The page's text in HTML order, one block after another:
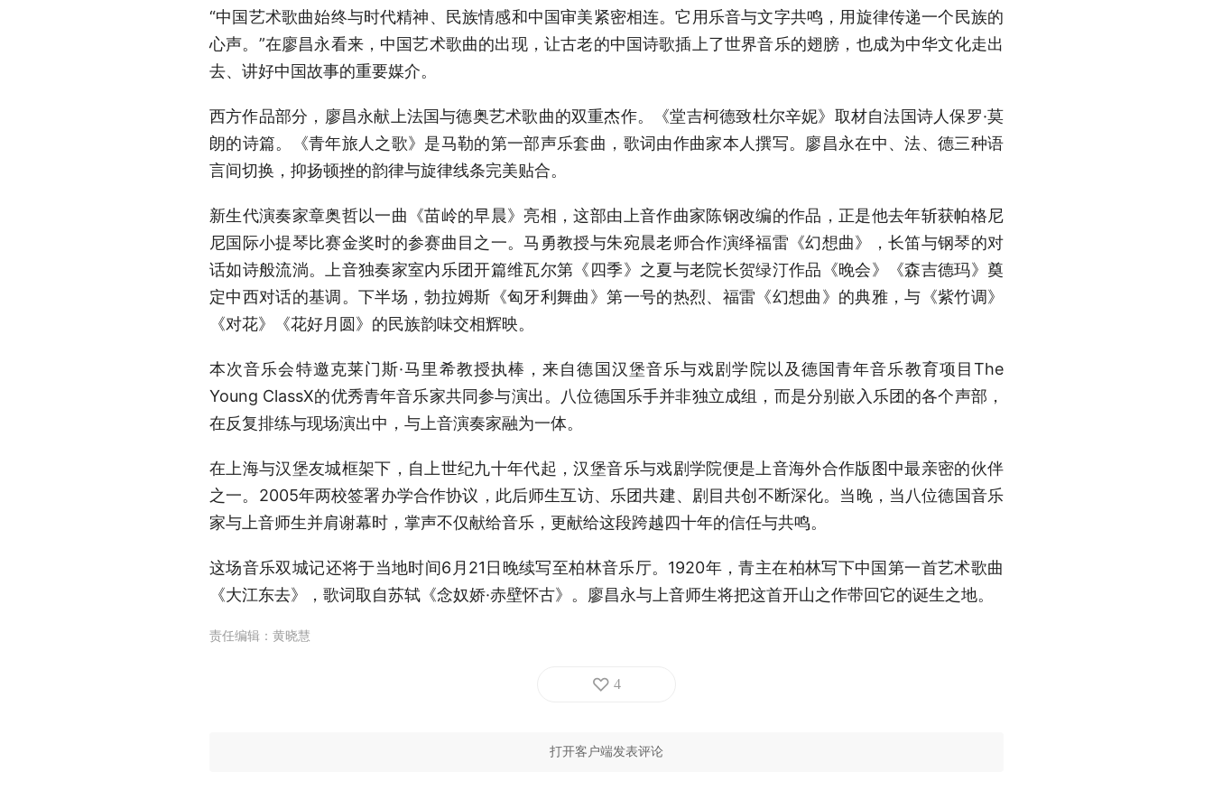
“中国艺术歌曲始终与时代精神、民族情感和中国审美紧密相连。它用乐音与文字共鸣，用旋律传递一个民族的
心声。”在廖昌永看来，中国艺术歌曲的出现，让古老的中国诗歌插上了世界音乐的翅膀，也成为中华文化走出
去、讲好中国故事的重要媒介。
西方作品部分，廖昌永献上法国与德奥艺术歌曲的双重杰作。《堂吉柯德致杜尔辛妮》取材自法国诗人保罗·莫
朗的诗篇。《青年旅人之歌》是马勒的第一部声乐套曲，歌词由作曲家本人撰写。廖昌永在中、法、德三种语
言间切换，抑扬顿挫的韵律与旋律线条完美贴合。
新生代演奏家章奥哲以一曲《苗岭的早晨》亮相，这部由上音作曲家陈钢改编的作品，正是他去年斩获帕格尼
尼国际小提琴比赛金奖时的参赛曲目之一。马勇教授与朱宛晨老师合作演绎福雷《幻想曲》，长笛与钢琴的对
话如诗般流淌。上音独奏家室内乐团开篇维瓦尔第《四季》之夏与老院长贺绿汀作品《晚会》《森吉德玛》奠
定中西对话的基调。下半场，勃拉姆斯《匈牙利舞曲》第一号的热烈、福雷《幻想曲》的典雅，与《紫竹调》
《对花》《花好月圆》的民族韵味交相辉映。
本次音乐会特邀克莱门斯·马里希教授执棒，来自德国汉堡音乐与戏剧学院以及德国青年音乐教育项目The
Young ClassX的优秀青年音乐家共同参与演出。八位德国乐手并非独立成组，而是分别嵌入乐团的各个声部，
在反复排练与现场演出中，与上音演奏家融为一体。
在上海与汉堡友城框架下，自上世纪九十年代起，汉堡音乐与戏剧学院便是上音海外合作版图中最亲密的伙伴
之一。2005年两校签署办学合作协议，此后师生互访、乐团共建、剧目共创不断深化。当晚，当八位德国音乐
家与上音师生并肩谢幕时，掌声不仅献给音乐，更献给这段跨越四十年的信任与共鸣。
这场音乐双城记还将于当地时间6月21日晚续写至柏林音乐厅。1920年，青主在柏林写下中国第一首艺术歌曲
《大江东去》，歌词取自苏轼《念奴娇·赤壁怀古》。廖昌永与上音师生将把这首开山之作带回它的诞生之地。
责任编辑： 黄晓慧
4
打开客户端发表评论